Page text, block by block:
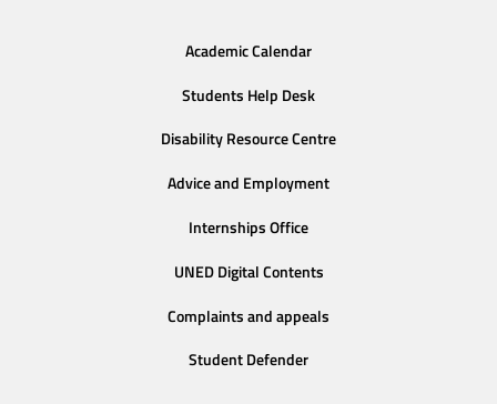
Academic Calendar
Students Help Desk
Disability Resource Centre
Advice and Employment
Internships Office
UNED Digital Contents
Complaints and appeals
Student Defender